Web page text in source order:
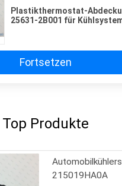
Plastikthermostat-
25631-2B001 für
Fortsetzen
Top Produkte
215019HA0A